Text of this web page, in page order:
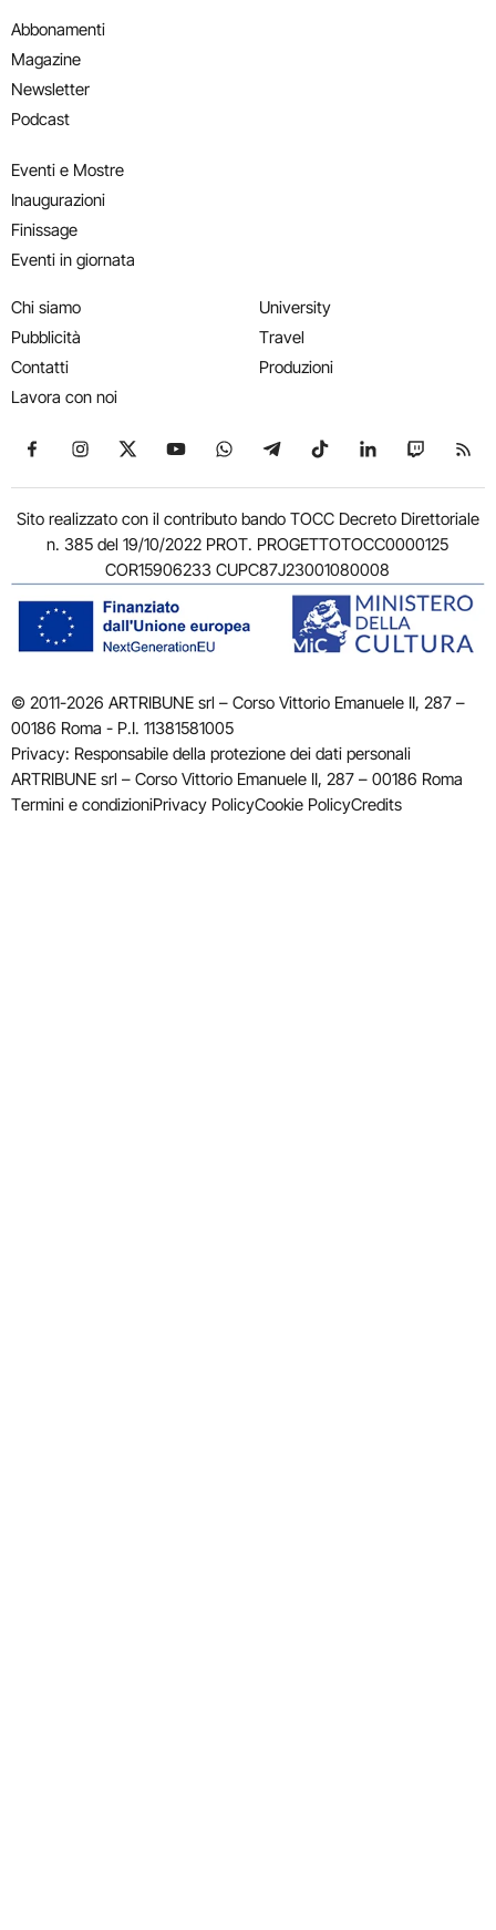
Abbonamenti
Magazine
Newsletter
Podcast
Eventi e Mostre
Inaugurazioni
Finissage
Eventi in giornata
Chi siamo
Pubblicità
Contatti
Lavora con noi
University
Travel
Produzioni
Seguici su Facebook
Seguici su Instagram
Seguici su X
Seguici su YouTube
Seguici su WhatsApp
Seguici su Telegram
Seguici su TikTok
Seguici su
Seguici
Sito realizzato con il contributo bando TOCC Decreto Direttoriale
n. 385 del 19/10/2022 PROT. PROGETTOTOCC0000125
COR15906233 CUPC87J23001080008
© 2011-2026 ARTRIBUNE srl – Corso Vittorio Emanuele II, 287 –
00186 Roma - P.I. 11381581005
Privacy: Responsabile della protezione dei dati personali
ARTRIBUNE srl – Corso Vittorio Emanuele II, 287 – 00186 Roma
Termini e condizioniPrivacy PolicyCookie PolicyCredits